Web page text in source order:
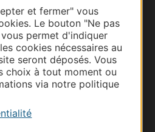
et fermer" vous
Le bouton "Ne pas
permet d'indiquer
cookies nécessaires au
seront déposés. Vous
choix à tout moment ou
via notre politique
d'information